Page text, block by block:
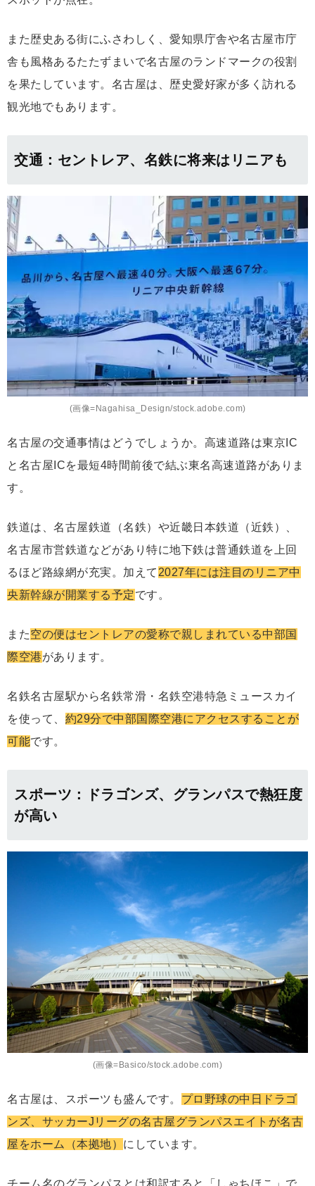
また歴史ある街にふさわしく、愛知県庁舎や名古屋市庁
舎も風格あるたたずまいで名古屋のランドマークの役割
を果たしています。名古屋は、歴史愛好家が多く訪れる
観光地でもあります。
交通：セントレア、名鉄に将来はリニアも
(画像=Nagahisa_Design/stock.adobe.com)
名古屋の交通事情はどうでしょうか。高速道路は東京IC
と名古屋ICを最短4時間前後で結ぶ東名高速道路がありま
す。
鉄道は、名古屋鉄道（名鉄）や近畿日本鉄道（近鉄）、
名古屋市営鉄道などがあり特に地下鉄は普通鉄道を上回
るほど路線網が充実。加えて 2027年には注目のリニア中
央新幹線が開業する予定です。
また空の便はセントレアの愛称で親しまれている中部国
際空港があります。
名鉄名古屋駅から名鉄常滑・名鉄空港特急ミュースカイ
を使って、 約29分で中部国際空港にアクセスすることが
可能です。
スポーツ：ドラゴンズ、グランパスで熱狂度
が高い
(画像=Basico/stock.adobe.com)
名古屋は、スポーツも盛んです。 プロ野球の中日ドラゴ
ンズ、サッカーJリーグの名古屋グランパスエイトが名古
屋をホーム（本拠地） にしています。
チーム名のグランパスとは和訳すると「しゃちほこ」で